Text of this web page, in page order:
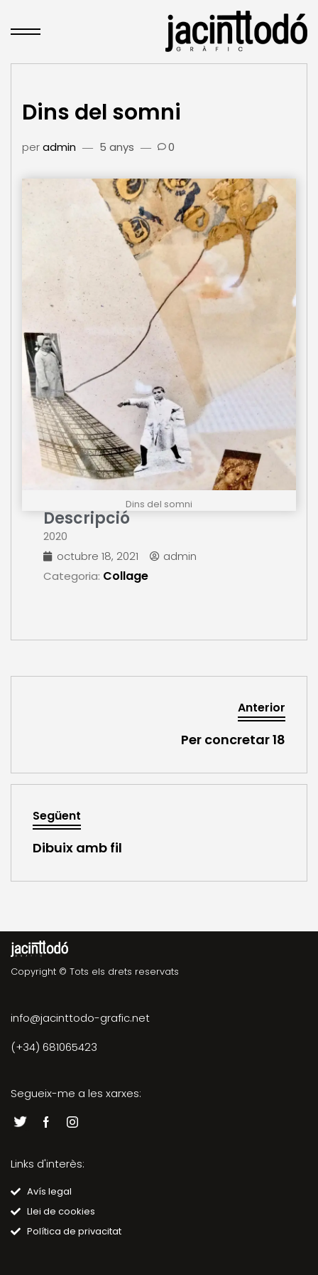
Dins del somni
peradmin 5 anys 0
Dins del somni
Descripció
2020
octubre 18, 2021
admin
Categoria: Collage
Anterior
Per concretar 18
Següent
Dibuix amb fil
Copyright © Tots els drets reservats
info@jacinttodo-grafic.net
(+34) 681065423
Segueix-me a les xarxes:
Links d'interès:
Avís legal
Llei de cookies
Política de privacitat